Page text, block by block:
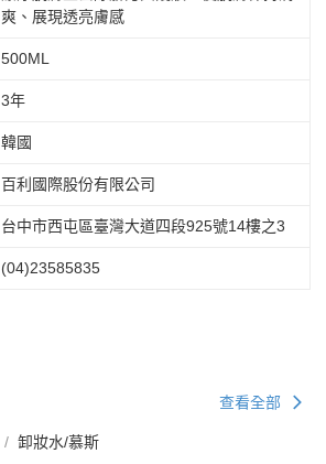
爽、展現透亮膚感
500ML
3年
韓國
百利國際股份有限公司
台中市西屯區臺灣大道四段925號14樓之3
(04)23585835
查看全部
卸妝水/慕斯